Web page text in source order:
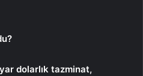
dolarlık tazminat,